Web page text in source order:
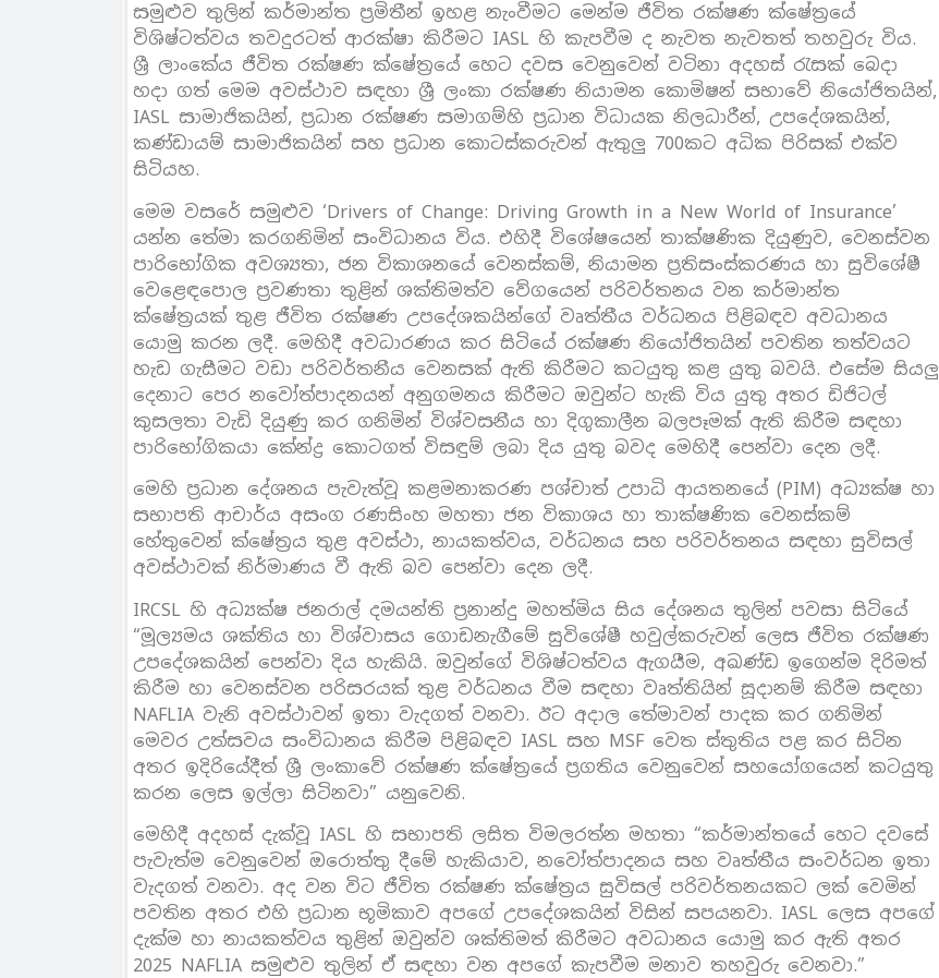
සමුළුව තුලින් කර්මාන්ත ප්‍රමිතීන් ඉහළ නැංවීමට මෙන්ම ජීවිත රක්ෂණ ක්ෂේත්‍රයේ
විශිෂ්ටත්වය තවදුරටත් ආරක්ෂා කිරීමට IASL හි කැපවීම ද නැවත නැවතත් තහවුරු විය.
ශ්‍රී ලාංකේය ජීවිත රක්ෂණ ක්ෂේත්‍රයේ හෙට දවස වෙනුවෙන් වටිනා අදහස් රැසක් බෙදා
හදා ගත් මෙම අවස්ථාව සඳහා ශ්‍රී ලංකා රක්ෂණ නියාමන කොමිෂන් සභාවේ නියෝජිතයින්,
IASL සාමාජිකයින්, ප්‍රධාන රක්ෂණ සමාගම්හි ප්‍රධාන විධායක නිලධාරීන්, උපදේශකයින්,
කණ්ඩායම් සාමාජිකයින් සහ ප්‍රධාන කොටස්කරුවන් ඇතුලු 700කට අධික පිරිසක් එක්ව
සිටියහ.
මෙම වසරේ සමුළුව ‘Drivers of Change: Driving Growth in a New World of Insurance’
යන්න තේමා කරගනිමින් සංවිධානය විය. එහිදී විශේෂයෙන් තාක්ෂණික දියුණුව, වෙනස්වන
පාරිභෝගික අවශ්‍යතා, ජන විකාශනයේ වෙනස්කම්, නියාමන ප්‍රතිසංස්කරණය හා සුවිශේෂී
වෙළෙඳපොල ප්‍රවණතා තුළින් ශක්තිමත්ව වේගයෙන් පරිවර්තනය වන කර්මාන්ත
ක්ෂේත්‍රයක් තුළ ජීවිත රක්ෂණ උපදේශකයින්ගේ වෘත්තීය වර්ධනය පිළිබඳව අවධානය
යොමු කරන ලදී. මෙහිදී අවධාරණය කර සිටියේ රක්ෂණ නියෝජිතයින් පවතින තත්වයට
හැඩ ගැසීමට වඩා පරිවර්තනීය වෙනසක් ඇති කිරීමට කටයුතු කළ යුතු බවයි. එසේම සියලු
දෙනාට පෙර නවෝත්පාදනයන් අනුගමනය කිරීමට ඔවුන්ට හැකි විය යුතු අතර ඩිජිටල්
කුසලතා වැඩි දියුණු කර ගනිමින් විශ්වසනීය හා දිගුකාලීන බලපෑමක් ඇති කිරීම සඳහා
පාරිභෝගිකයා කේන්ද්‍ර කොටගත් විසඳුම් ලබා දිය යුතු බවද මෙහිදී පෙන්වා දෙන ලදී.
මෙහි ප්‍රධාන දේශනය පැවැත්වූ කළමනාකරණ පශ්චාත් උපාධි ආයතනයේ (PIM) අධ්‍යක්ෂ හා
සභාපති ආචාර්ය අසංග රණසිංහ මහතා ජන විකාශය හා තාක්ෂණික වෙනස්කම්
හේතුවෙන් ක්ෂේත්‍රය තුළ අවස්ථා, නායකත්වය, වර්ධනය සහ පරිවර්තනය සඳහා සුවිසල්
අවස්ථාවක් නිර්මාණය වී ඇති බව පෙන්වා දෙන ලදී.
IRCSL හි අධ්‍යක්ෂ ජනරාල් දමයන්ති ප්‍රනාන්දු මහත්මිය සිය දේශනය තුලින් පවසා සිටියේ
“මූල්‍යමය ශක්තිය හා විශ්වාසය ගොඩනැගීමේ සුවිශේෂී හවුල්කරුවන් ලෙස ජීවිත රක්ෂණ
උපදේශකයින් පෙන්වා දිය හැකියි. ඔවුන්ගේ විශිෂ්ටත්වය ඇගයීම, අඛණ්ඩ ඉගෙන්ම දිරිමත්
කිරීම හා වෙනස්වන පරිසරයක් තුළ වර්ධනය වීම සඳහා වෘත්තියින් සූදානම් කිරීම සඳහා
NAFLIA වැනි අවස්ථාවන් ඉතා වැදගත් වනවා. ඊට අදාල තේමාවන් පාදක කර ගනිමින්
මෙවර උත්සවය සංවිධානය කිරීම පිළිබඳව IASL සහ MSF වෙත ස්තුතිය පළ කර සිටින
අතර ඉදිරියේදීත් ශ්‍රී ලංකාවේ රක්ෂණ ක්ෂේත්‍රයේ ප්‍රගතිය වෙනුවෙන් සහයෝගයෙන් කටයුතු
කරන ලෙස ඉල්ලා සිටිනවා” යනුවෙනි.
මෙහිදී අදහස් දැක්වූ IASL හි සභාපති ලසිත විමලරත්න මහතා “කර්මාන්තයේ හෙට දවසේ
පැවැත්ම වෙනුවෙන් ඔරොත්තු දීමේ හැකියාව, නවෝත්පාදනය සහ වෘත්තීය සංවර්ධන ඉතා
වැදගත් වනවා. අද වන විට ජීවිත රක්ෂණ ක්ෂේත්‍රය සුවිසල් පරිවර්තනයකට ලක් වෙමින්
පවතින අතර එහි ප්‍රධාන භූමිකාව අපගේ උපදේශකයින් විසින් සපයනවා. IASL ලෙස අපගේ
දැක්ම හා නායකත්වය තුළින් ඔවුන්ව ශක්තිමත් කිරීමට අවධානය යොමු කර ඇති අතර
2025 NAFLIA සමුළුව තුලින් ඒ සඳහා වන අපගේ කැපවීම මනාව තහවුරු වෙනවා.”